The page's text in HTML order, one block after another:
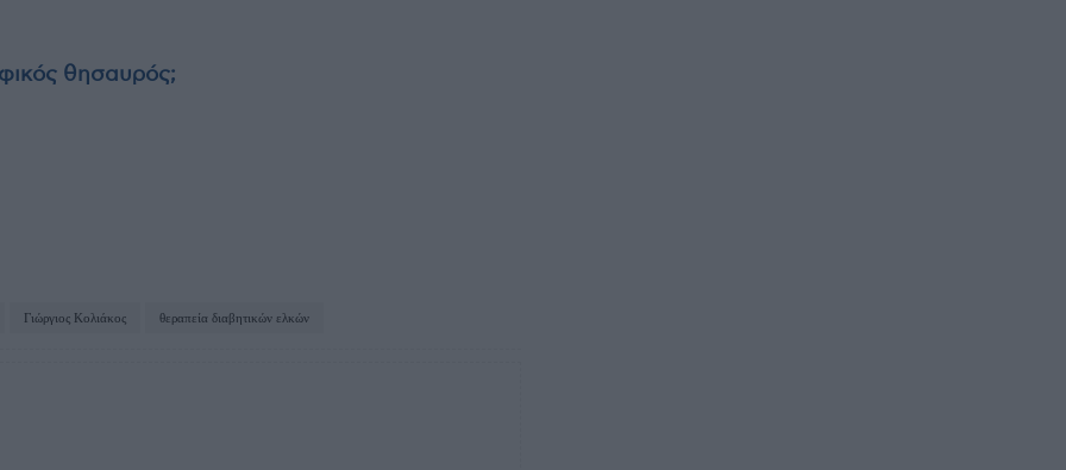
θησαυρός;
Γιώργιος Κολιάκος θεραπεία διαβητικών ελκών